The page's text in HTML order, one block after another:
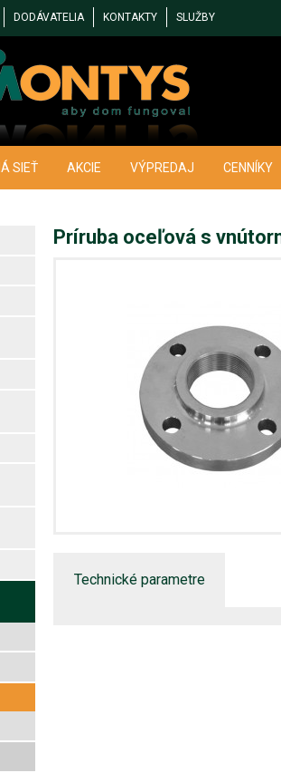
DODÁVATELIA KONTAKTY SLUŽBY
SIEŤ AKCIE VÝPREDAJ CENNÍKY
Príruba oceľová s
Technické parametre